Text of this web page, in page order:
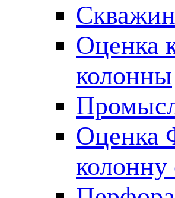
Оценка
колонны
Оценка